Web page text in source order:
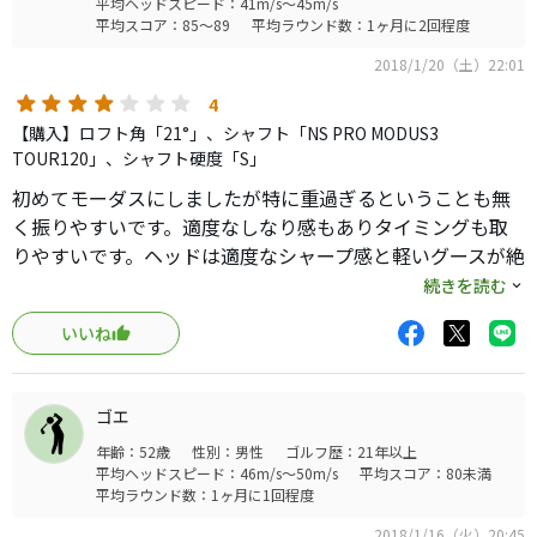
平均スコア：85～89
平均ラウンド数：1ヶ月に2回程度
2018/1/20（土）22:01
4
【購入】ロフト角「21°」、シャフト「NS PRO MODUS3
TOUR120」、シャフト硬度「S」
初めてモーダスにしましたが特に重過ぎるということも無
く振りやすいです。適度なしなり感もありタイミングも取
りやすいです。ヘッドは適度なシャープ感と軽いグースが絶
妙です。あまり他にはないヘッドではないでしょうか。何
しろ黒仕上げがカッコ良く見た目で衝動買いしてしまいま
した。打つと捕まりは良いです。また8番まではアイアンら
しからぬ音と打感ですが9番からは普通になります。別のク
ラブのようです。どちらがいいかは好みになりますが私は9
番からの方が好きです。8番から上も普通のヘッドでも良い
のではと思いました。飛距離は飛ばないわけではないです
が軟鉄以外としては今時普通かも。色々ありますがそんな
続きを読む
いいね
ゴエ
年齢：52歳 性別：男性
ゴルフ歴：21年以上
平均ヘッドスピード：46m/s～50m/s
平均スコア：80未満
平均ラウンド数：1ヶ月に1回程度